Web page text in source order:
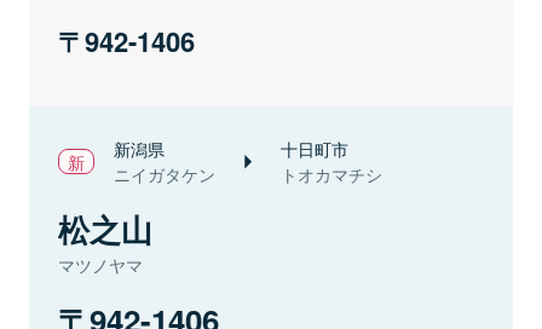
942-1406
新潟県
ニイガタケン
十日町市
トオカマチシ
松之山
マツノヤマ
942-1406